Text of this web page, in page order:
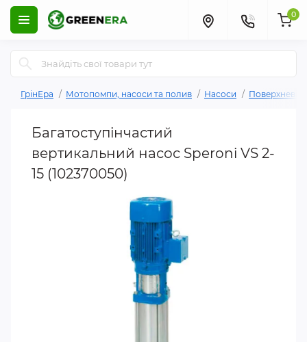
0
ГрінЕра Мотопомпи, насоси та полив Насоси Поверхневі
Багатоступінчастий
вертикальний насос Speroni VS 2-
15 (102370050)